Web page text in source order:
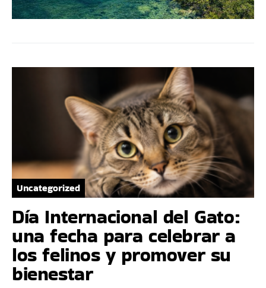
Uncategorized
Día Internacional del Gato:
una fecha para celebrar a
los felinos y promover su
bienestar